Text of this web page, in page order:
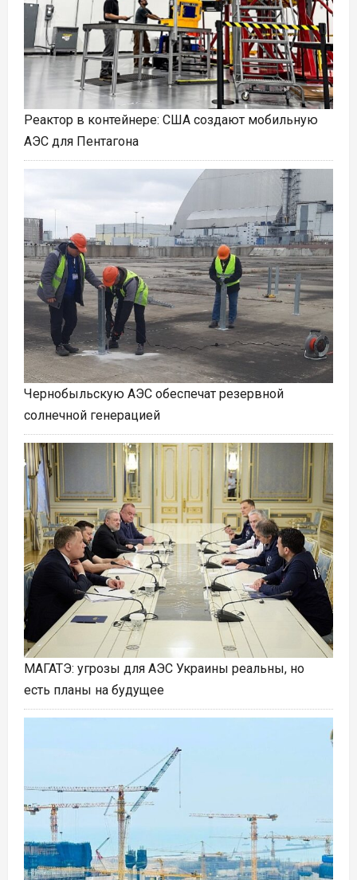
Реактор в контейнере: США создают мобильную
АЭС для Пентагона
Чернобыльскую АЭС обеспечат резервной
солнечной генерацией
МАГАТЭ: угрозы для АЭС Украины реальны, но
есть планы на будущее